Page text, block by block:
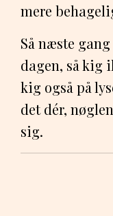
mere
Så næste
dagen, så kig
kig også på
det dér,
sig.